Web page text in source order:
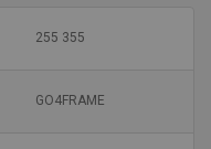
255 355
GO4FRAME